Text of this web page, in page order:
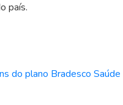
país.
do plano Bradesco